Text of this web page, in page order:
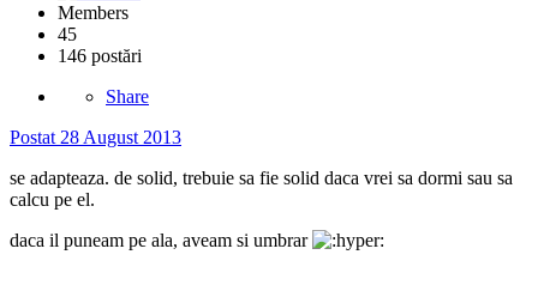
Members
45
146 postări
Share
Postat 28 August 2013
se adapteaza. de solid, trebuie sa fie solid daca vrei sa dormi sau sa
calcu pe el.
daca il puneam pe ala, aveam si umbrar